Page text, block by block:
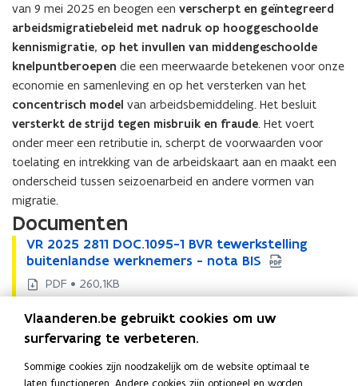
van 9 mei 2025 en beogen een verscherpt en geïntegreerd
arbeidsmigratiebeleid met nadruk op hooggeschoolde
kennismigratie, op het invullen van middengeschoolde
knelpuntberoepen die een meerwaarde betekenen voor onze
economie en samenleving en op het versterken van het
concentrisch model van arbeidsbemiddeling. Het besluit
versterkt de strijd tegen misbruik en fraude. Het voert
onder meer een retributie in, scherpt de voorwaarden voor
toelating en intrekking van de arbeidskaart aan en maakt een
onderscheid tussen seizoenarbeid en andere vormen van
migratie.
Documenten
V
R
2
0
2
5
2
8
1
VR 2025 2811 DOC.1095-1 BVR tewerkstelling
buitenlandse werknemers - nota BIS
V
R
2
0
2
5
2
8
1
PDF • 260,1KB
R
2
2
VR 2025 2811 DOC.1095-2 BVR tewerkstelling
buitenlandse werknemers - BVR
V
R
2
2
PDF • 179,3KB
V
R
VR 2025 2811 DOC.1095-3 BVR tewerkstelling
buitenlandse werknemers - bijlage
V
R
Vlaanderen.be gebruikt cookies om uw
surfervaring te verbeteren.
Sommige cookies zijn noodzakelijk om de website optimaal te
laten functioneren. Andere cookies zijn optioneel en worden